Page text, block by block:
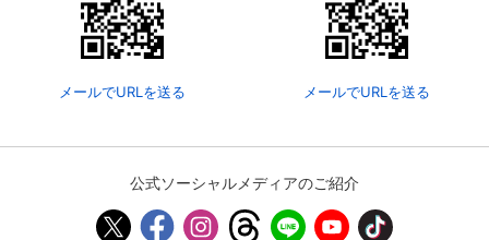
メールでURLを送る メールでURLを送る
公式ソーシャルメディアのご紹介